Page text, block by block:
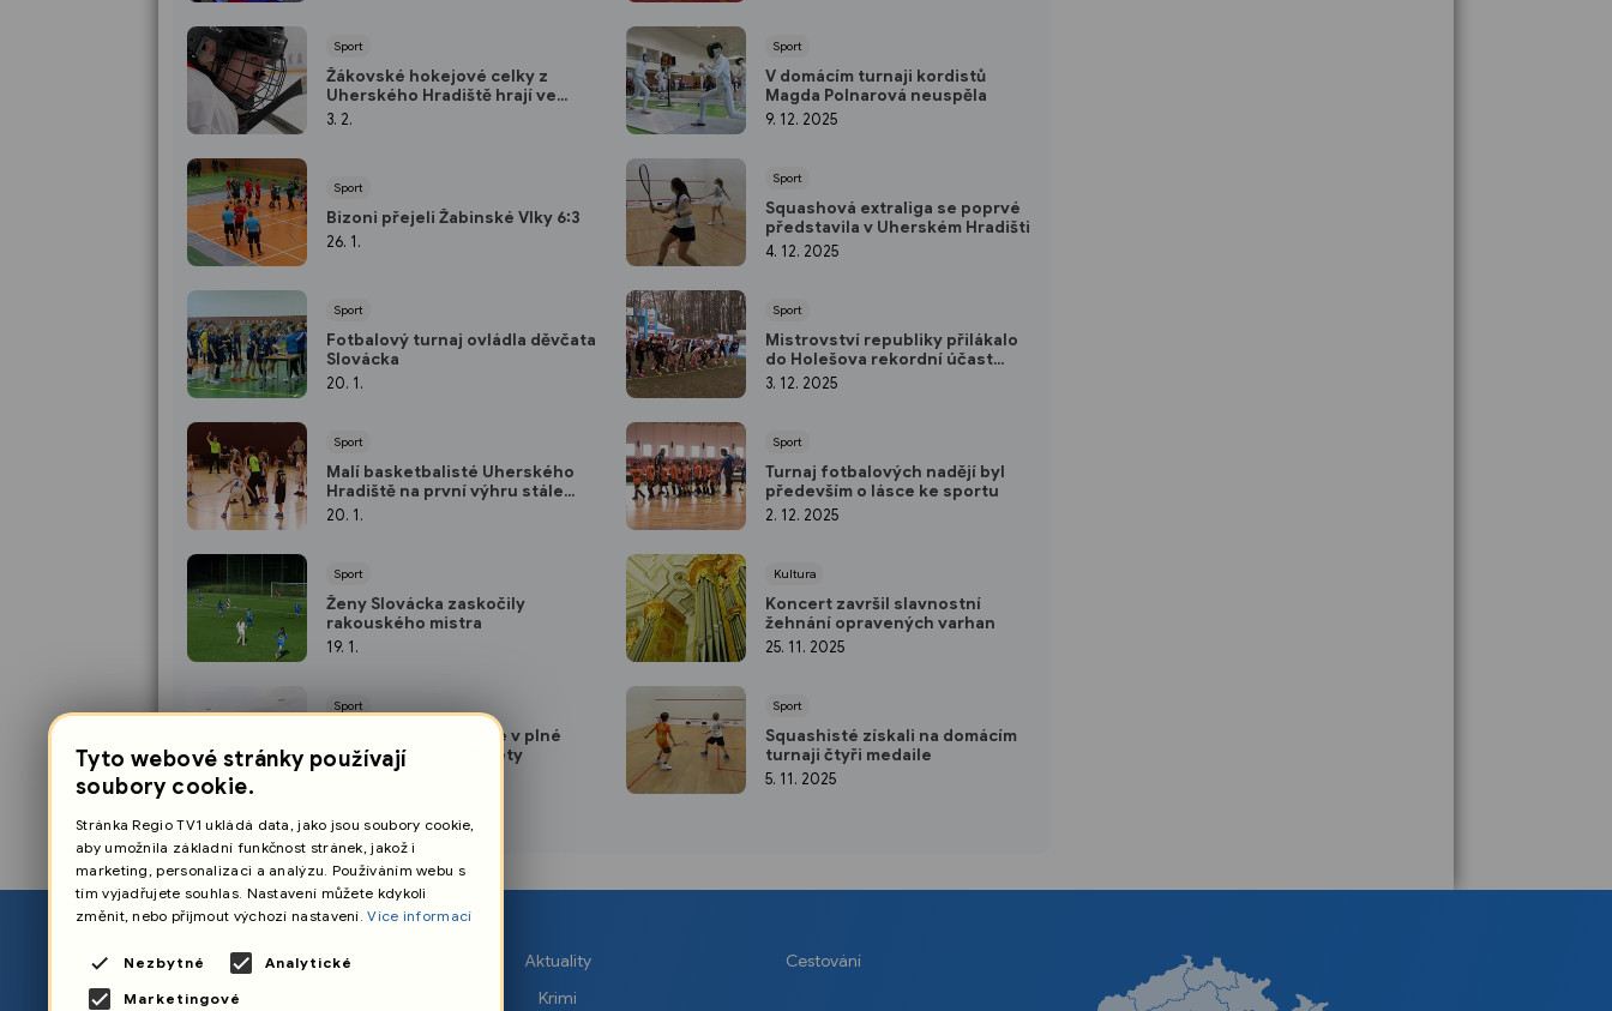
Sport
Žákovské hokejové celky z
Uherského Hradiště hrají ve
zlínském azylu
3. 2.
Sport
Bizoni přejeli Žabinské Vlky 6:3
26. 1.
Sport
Fotbalový turnaj ovládla děvčata
Slovácka
20. 1.
Sport
Malí basketbalisté Uherského
Hradiště na první výhru stále
čekají
20. 1.
Sport
Ženy Slovácka zaskočily
rakouského mistra
19. 1.
Sport
Fotbalové Slovácko je v plné
přípravě na jarní odvety
Sport
V domácím turnaji kordistů
Magda Polnarová neuspěla
9. 12. 2025
Sport
Squashová extraliga se poprvé
představila v Uherském Hradišti
4. 12. 2025
Sport
Mistrovství republiky přilákalo
do Holešova rekordní účast
běžců
3. 12. 2025
Sport
Turnaj fotbalových nadějí byl
především o lásce ke sportu
2. 12. 2025
Kultura
Koncert završil slavnostní
žehnání opravených varhan
25. 11. 2025
Sport
Squashisté získali na domácím
turnaji čtyři medaile
5. 11. 2025
O nás
Nastavení cookies
Aktuality
Krimi
Cestování
Tyto webové stránky používají
soubory cookie.
Stránka Regio TV1 ukládá data, jako jsou soubory cookie,
aby umožnila základní funkčnost stránek, jakož i
marketing, personalizaci a analýzu. Používáním webu s
tím vyjadřujete souhlas. Nastavení můžete kdykoli
změnit, nebo přijmout výchozí nastavení.Více informací
Nezbytné
Analytické
Marketingové